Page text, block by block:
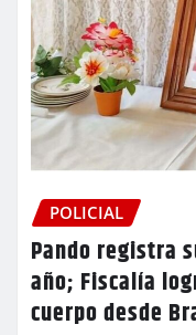
POLICIAL
Pando registra
año; Fiscalía
cuerpo desde